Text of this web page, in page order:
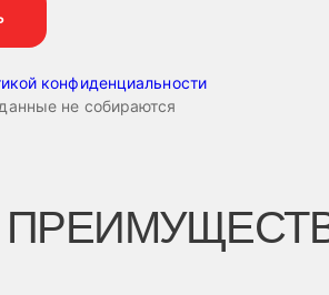
конфиденциальности
не собираются